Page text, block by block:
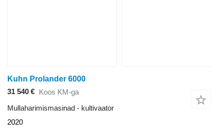
Kuhn Prolander 6000
31 540 € Koos KM-ga
Mullaharimismasinad - kultivaator
2020